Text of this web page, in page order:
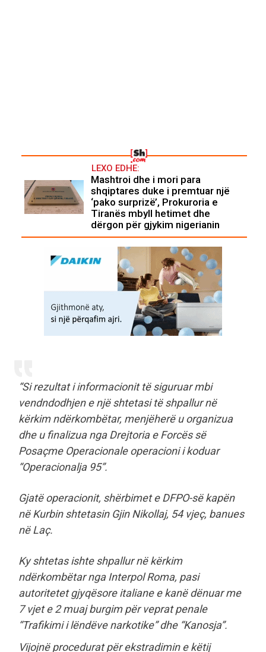
LEXO EDHE:
Mashtroi dhe i mori para
shqiptares duke i premtuar një
‘pako surprizë’, Prokuroria e
Tiranës mbyll hetimet dhe
dërgon për gjykim nigerianin
“Si rezultat i informacionit të siguruar mbi
vendndodhjen e një shtetasi të shpallur në
kërkim ndërkombëtar, menjëherë u organizua
dhe u finalizua nga Drejtoria e Forcës së
Posaçme Operacionale operacioni i koduar
“Operacionalja 95”.
Gjatë operacionit, shërbimet e DFPO-së kapën
në Kurbin shtetasin Gjin Nikollaj, 54 vjeç, banues
në Laç.
Ky shtetas ishte shpallur në kërkim
ndërkombëtar nga Interpol Roma, pasi
autoritetet gjyqësore italiane e kanë dënuar me
7 vjet e 2 muaj burgim për veprat penale
“Trafikimi i lëndëve narkotike” dhe “Kanosja”.
Vijojnë procedurat për ekstradimin e këtij